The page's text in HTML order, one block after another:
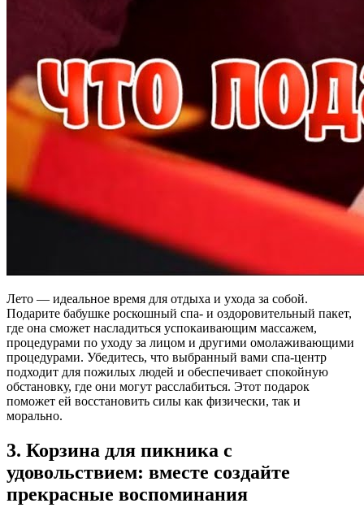
Лето — идеальное время для отдыха и ухода за собой.
Подарите бабушке роскошный спа- и оздоровительный пакет,
где она сможет насладиться успокаивающим массажем,
процедурами по уходу за лицом и другими омолаживающими
процедурами. Убедитесь, что выбранный вами спа-центр
подходит для пожилых людей и обеспечивает спокойную
обстановку, где они могут расслабиться. Этот подарок
поможет ей восстановить силы как физически, так и
морально.
3. Корзина для пикника с
удовольствием: вместе создайте
прекрасные воспоминания